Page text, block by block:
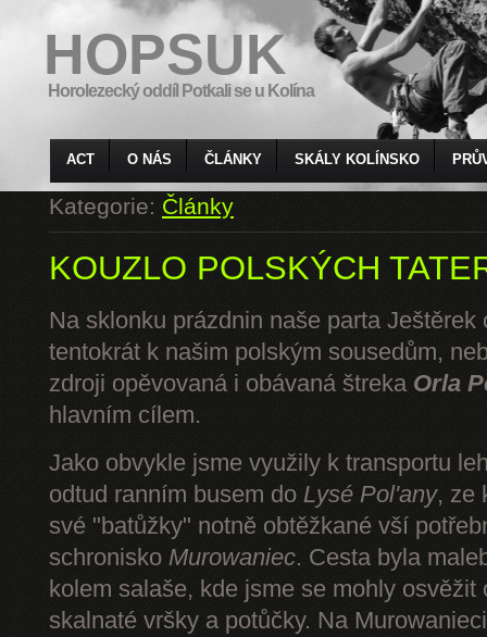
HOPSUK
Horolezecký oddíl Potkali se u Kolína
ACT O NÁS ČLÁNKY SKÁLY KOLÍNSKO
Kategorie:Články
KOUZLO POLSKÝCH
Na sklonku prázdnin naše parta Ještěrek
tentokrát k našim polským sousedům,
zdroji opěvovaná i obávaná štreka Orla
hlavním cílem.
Jako obvykle jsme využily k transportu
odtud ranním busem do Lysé Pol'any, ze
své "batůžky" notně obtěžkané vší
schronisko Murowaniec. Cesta byla
kolem salaše, kde jsme se mohly
skalnaté vršky a potůčky. Na